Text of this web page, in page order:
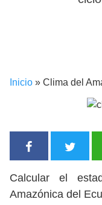
Inicio » Clima del
Calcular el
Amazónica del